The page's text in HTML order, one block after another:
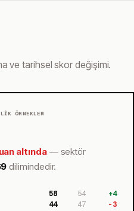
ve tarihsel skor değişimi.
ÖRNEKLEM
altında — sektör
dilimindedir.
58 54 +4
44 47
-3